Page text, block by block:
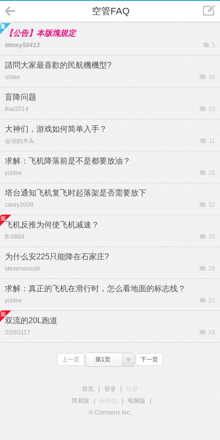
空管FAQ
【公告】本版塊規定
timmy50413 5
請問大家最喜歡的民航機機型?
ohfae 39
盲降问题
thai2014 10
大神们，游戏如何简单入手？
会动的木头 11
求解：飞机降落前是不是都要放油？
yizilee 28
塔台通知飞机复飞时起落架是否需要放下
carey2008 32
飞机反推为何使飞机减速？
B-0884 38
为什么安225只能降在石家庄?
stevenwoodli 28
求解：真正的飞机在滑行时，怎么看地面的标志线？
yizilee 20
双流的20L跑道
SS9G117 19
上一页 第1页 下一页
首页 登录
注册
简易版
触屏版 电脑版
© Comsenz Inc.